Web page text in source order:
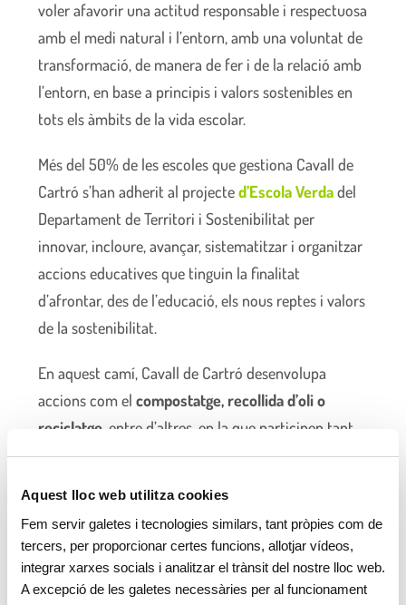
Aquest lloc web utilitza cookies
Fem servir galetes i tecnologies similars, tant pròpies com de
tercers, per proporcionar certes funcions, allotjar vídeos,
integrar xarxes socials i analitzar el trànsit del nostre lloc web.
A excepció de les galetes necessàries per al funcionament
voler afavorir una actitud responsable i respectuosa
amb el medi natural i l’entorn, amb una voluntat de
transformació, de manera de fer i de la relació amb
l’entorn, en base a principis i valors sostenibles en
tots els àmbits de la vida escolar.
Més del 50% de les escoles que gestiona Cavall de
Cartró s’han adherit al projected’Escola Verdadel
Departament de Territori i Sostenibilitat per
innovar, incloure, avançar, sistematitzar i organitzar
accions educatives que tinguin la finalitat
d’afrontar, des de l’educació, els nous reptes i valors
de la sostenibilitat.
En aquest camí, Cavall de Cartró desenvolupa
accions com elcompostatge, recollida d’oli o
reciclatge , entre d’altres, en la que participen tant
els infants i les famílies com les professionals del
Rezero projectes que es focalitzin en la primera
prioritat de la jerarquia dels residus: la prevenció.